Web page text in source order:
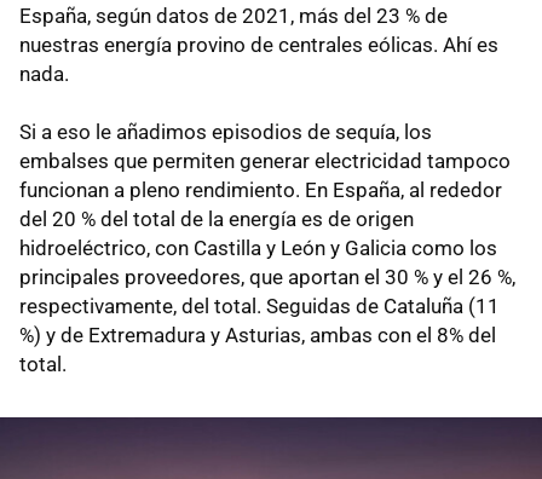
España, según datos de 2021, más del 23 % de
nuestras energía provino de centrales eólicas. Ahí es
nada.
Si a eso le añadimos episodios de sequía, los
embalses que permiten generar electricidad tampoco
funcionan a pleno rendimiento. En España, al rededor
del 20 % del total de la energía es de origen
hidroeléctrico, con Castilla y León y Galicia como los
principales proveedores, que aportan el 30 % y el 26 %,
respectivamente, del total. Seguidas de Cataluña (11
%) y de Extremadura y Asturias, ambas con el 8% del
total.